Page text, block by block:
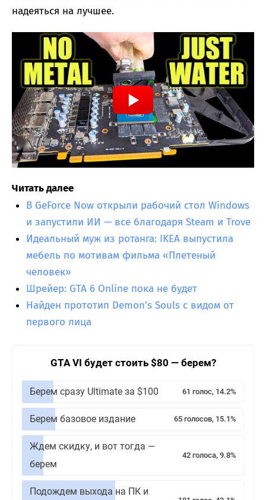
надеяться на лучшее.
Читать далее
В GeForce Now открыли рабочий стол Windows
и запустили ИИ — все благодаря Steam и Trove
Идеальный муж из ротанга: IKEA выпустила
мебель по мотивам фильма «Плетеный
человек»
Шрейер: GTA 6 Online пока не будет
Найден прототип Demon’s Souls с видом от
первого лица
GTA VI будет стоить $80 — берем?
Берем сразу Ultimate за $100 61 голос, 14.2%
Берем базовое издание 65 голосов, 15.1%
Ждем скидку, и вот тогда —
берем
42 голоса, 9.8%
Подождем выхода на ПК и